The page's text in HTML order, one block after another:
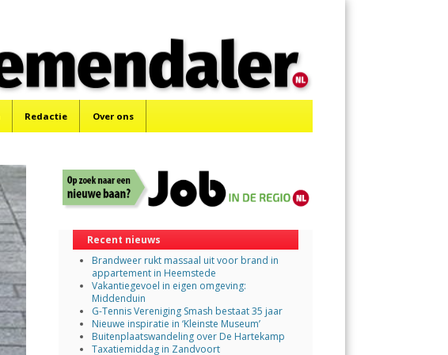
Redactie Over ons
Recent nieuws
Brandweer rukt massaal uit voor brand in
appartement in Heemstede
Vakantiegevoel in eigen omgeving:
Middenduin
G-Tennis Vereniging Smash bestaat 35 jaar
Nieuwe inspiratie in ‘Kleinste Museum’
Buitenplaatswandeling over De Hartekamp
Taxatiemiddag in Zandvoort